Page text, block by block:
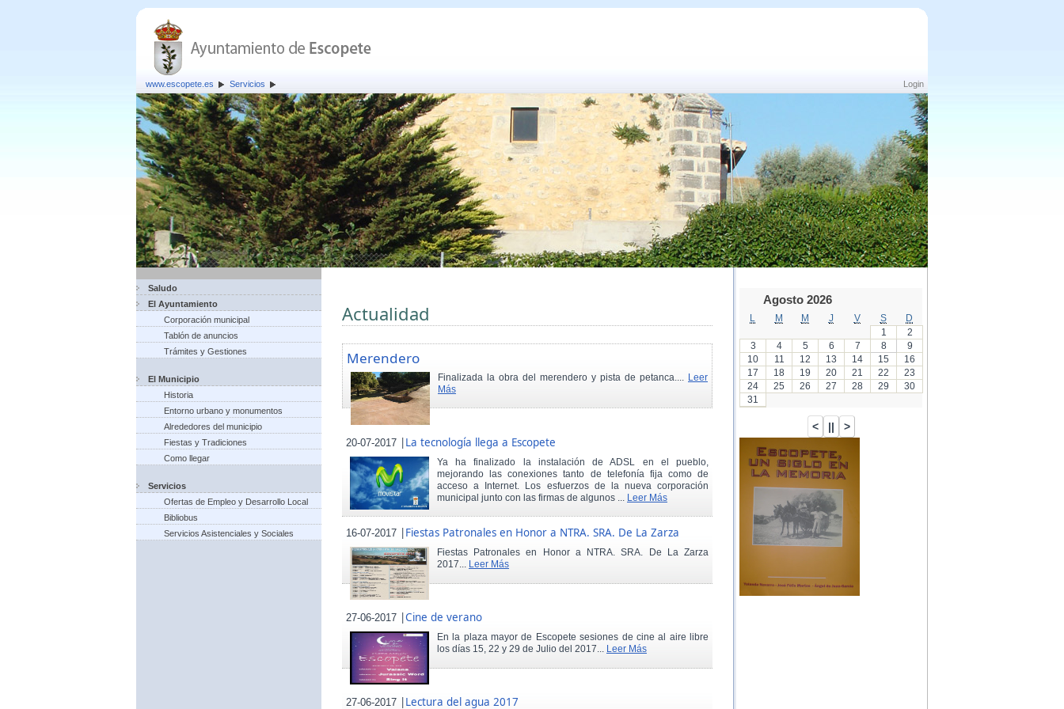
Login
www.escopete.es Servicios
Saludo
El Ayuntamiento
Corporación municipal
Tablón de anuncios
Trámites y Gestiones
El Municipio
Historia
Entorno urbano y monumentos
Alrededores del municipio
Fiestas y Tradiciones
Como llegar
Servicios
Ofertas de Empleo y Desarrollo Local
Bibliobus
Servicios Asistenciales y Sociales
Actualidad
Merendero
Finalizada la obra del merendero y pista de petanca.... Leer
Más
20-07-2017 |La tecnología llega a Escopete
Ya ha finalizado la instalación de ADSL en el pueblo,
mejorando las conexiones tanto de telefonía fija como de
acceso a Internet. Los esfuerzos de la nueva corporación
municipal junto con las firmas de algunos ... Leer Más
16-07-2017 |Fiestas Patronales en Honor a NTRA. SRA. De La Zarza
Fiestas Patronales en Honor a NTRA. SRA. De La Zarza
2017... Leer Más
27-06-2017 |Cine de verano
En la plaza mayor de Escopete sesiones de cine al aire libre
los días 15, 22 y 29 de Julio del 2017... Leer Más
27-06-2017 |Lectura del agua 2017
Agosto 2026
M M J V S
D
1
2
3
4 5 6 7 8
9
10
11 12 13 14 15
16
17
18 19 20 21 22
23
24
25 26 27 28 29
30
31